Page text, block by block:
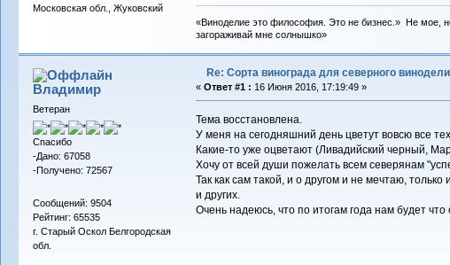
Московская обл., Жуковский
«Виноделие это философия. Это не бизнес.» Не мое,
загораживай мне солнышко»
Владимиp
Ветеран
Спасибо
-Дано: 67058
-Получено: 72567
Сообщений: 9504
Рейтинг: 65535
г. Старый Оскол Белгородская
обл.
Re: Сорта винограда для северного
« Ответ #1 : 16 Июня 2016, 17:19:49 »
Тема восстановлена.
У меня на сегодняшний день цветут вовсю все
Какие-то уже оцветают (Ливадийский черный,
Хочу от всей души пожелать всем северянам
Так как сам такой, и о другом и не мечтаю,
и других.
Очень надеюсь, что по итогам года нам будет что